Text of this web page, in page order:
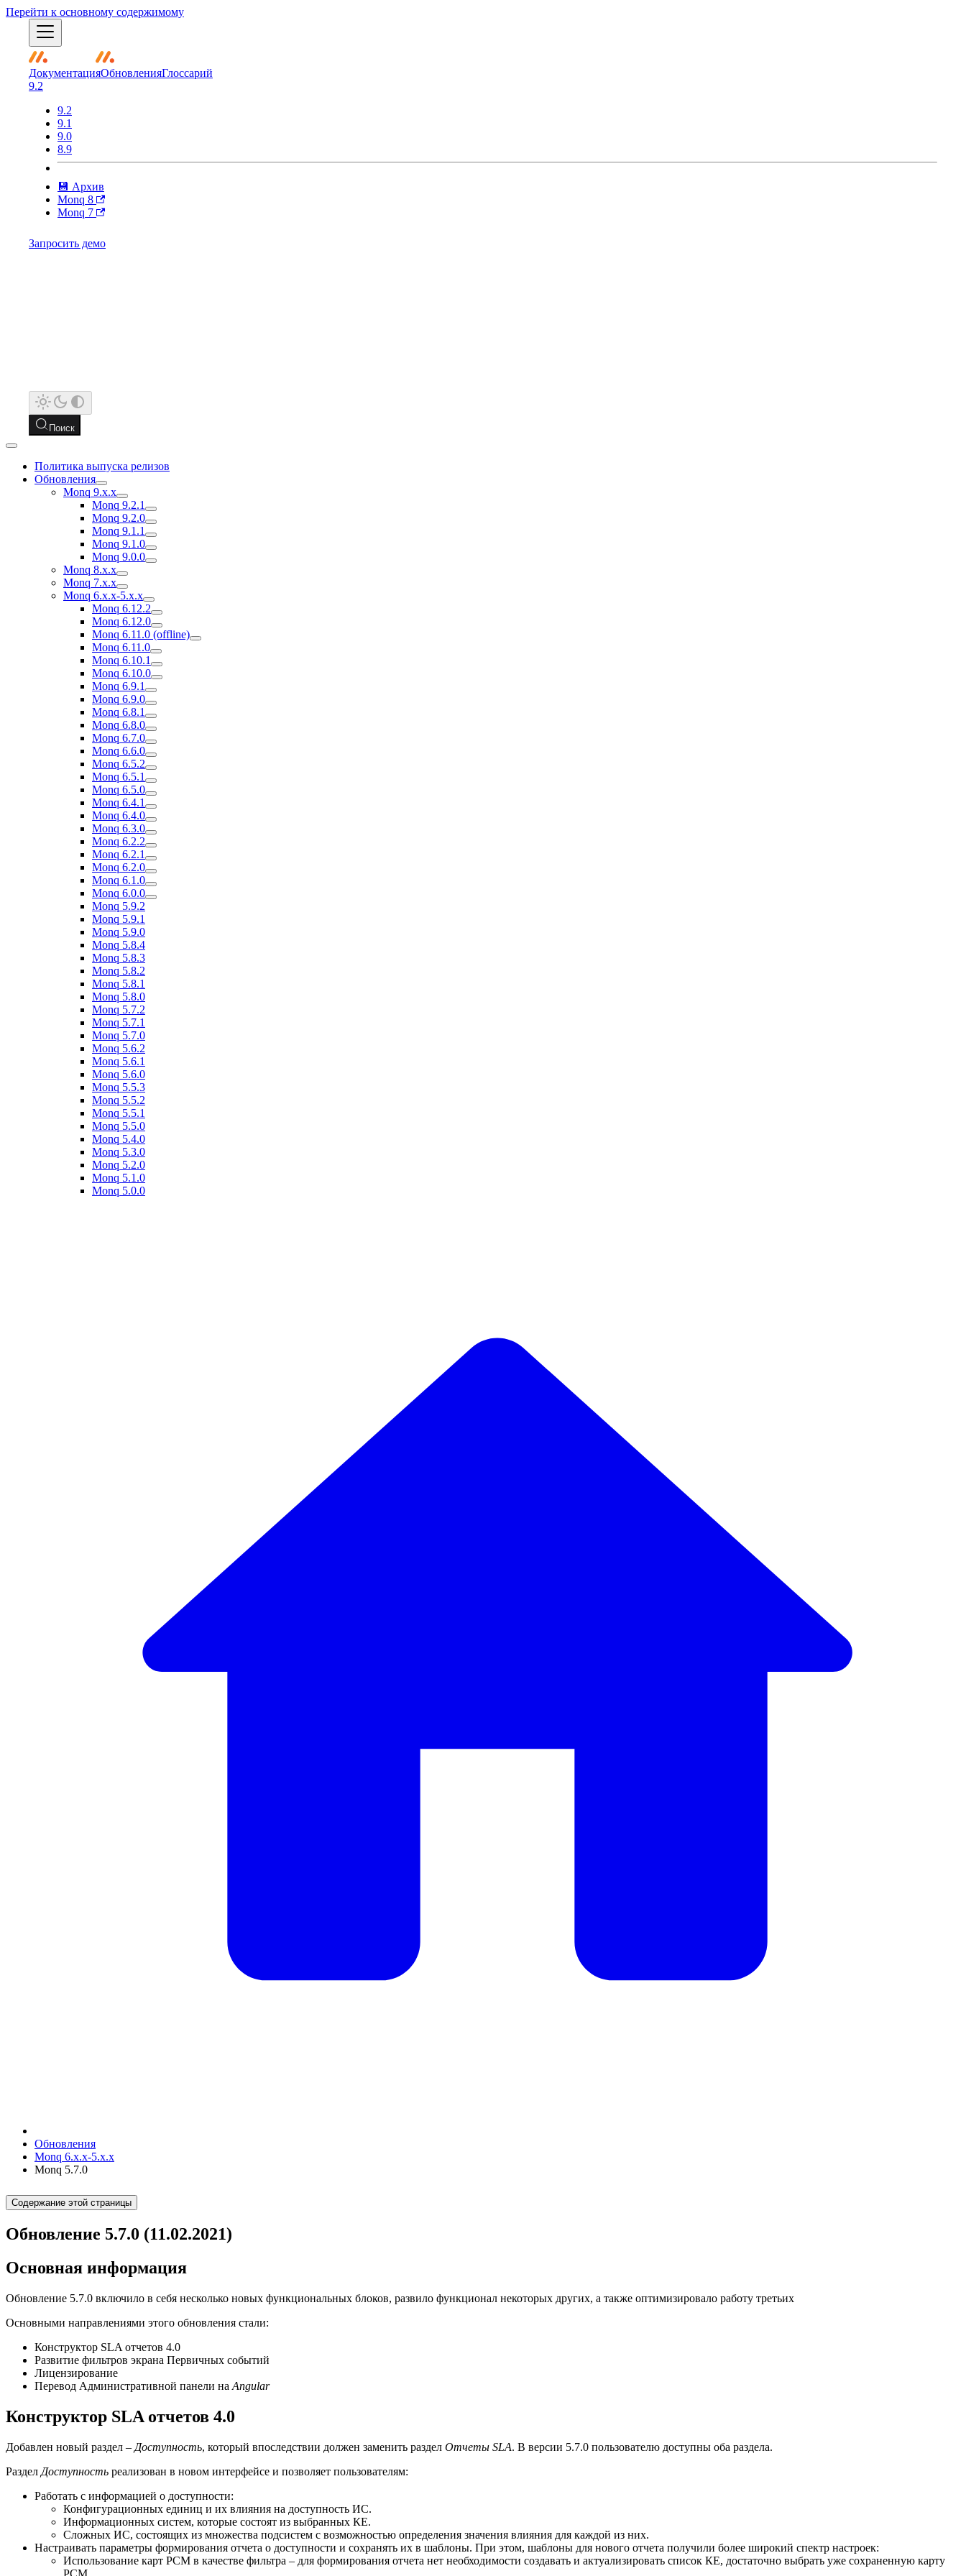
Перейти к основному содержимому
ДокументацияОбновленияГлоссарий
9.2
9.2
9.1
9.0
8.9
💾 Архив
Monq 8
Monq 7
Запросить демо
Поиск
Политика выпуска релизов
Обновления
Monq 9.x.x
Monq 9.2.1
Monq 9.2.0
Monq 9.1.1
Monq 9.1.0
Monq 9.0.0
Monq 8.x.x
Monq 7.x.x
Monq 6.x.x-5.x.x
Monq 6.12.2
Monq 6.12.0
Monq 6.11.0 (offline)
Monq 6.11.0
Monq 6.10.1
Monq 6.10.0
Monq 6.9.1
Monq 6.9.0
Monq 6.8.1
Monq 6.8.0
Monq 6.7.0
Monq 6.6.0
Monq 6.5.2
Monq 6.5.1
Monq 6.5.0
Monq 6.4.1
Monq 6.4.0
Monq 6.3.0
Monq 6.2.2
Monq 6.2.1
Monq 6.2.0
Monq 6.1.0
Monq 6.0.0
Monq 5.9.2
Monq 5.9.1
Monq 5.9.0
Monq 5.8.4
Monq 5.8.3
Monq 5.8.2
Monq 5.8.1
Monq 5.8.0
Monq 5.7.2
Monq 5.7.1
Monq 5.7.0
Monq 5.6.2
Monq 5.6.1
Monq 5.6.0
Monq 5.5.3
Monq 5.5.2
Monq 5.5.1
Monq 5.5.0
Monq 5.4.0
Monq 5.3.0
Monq 5.2.0
Monq 5.1.0
Monq 5.0.0
Обновления
Monq 6.x.x-5.x.x
Monq 5.7.0
Содержание этой страницы
Обновление 5.7.0 (11.02.2021)
Основная информация
Обновление 5.7.0 включило в себя несколько новых функциональных блоков, развило функционал некоторых других, а также оптимизировало работу третьих
Основными направлениями этого обновления стали:
Конструктор SLA отчетов 4.0
Развитие фильтров экрана Первичных событий
Лицензирование
Перевод Административной панели на Angular
Конструктор SLA отчетов 4.0
Добавлен новый раздел – Доступность, который впоследствии должен заменить раздел Отчеты SLA. В версии 5.7.0 пользователю доступны оба раздела.
Раздел Доступность реализован в новом интерфейсе и позволяет пользователям:
Работать с информацией о доступности:
Конфигурационных единиц и их влияния на доступность ИС.
Информационных систем, которые состоят из выбранных КЕ.
Сложных ИС, состоящих из множества подсистем с возможностью определения значения влияния для каждой из них.
Настраивать параметры формирования отчета о доступности и сохранять их в шаблоны. При этом, шаблоны для нового отчета получили более широкий спектр настроек:
Использование карт РСМ в качестве фильтра – для формирования отчета нет необходимости создавать и актуализировать список КЕ, достаточно выбрать уже сохраненную карту
РСМ.